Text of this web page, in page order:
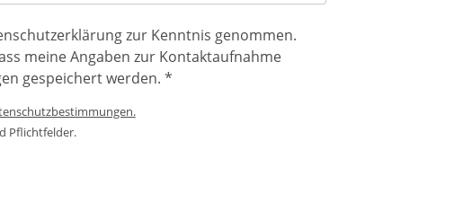
zur Kenntnis genommen.
meine Angaben zur Kontaktaufnahme
gespeichert werden. (Pflichtfeld)
*
Pflichtfelder.